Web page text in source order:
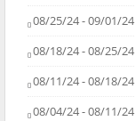
08/25/24 - 09/01/24
08/18/24 - 08/25/24
08/11/24 - 08/18/24
08/04/24 - 08/11/24